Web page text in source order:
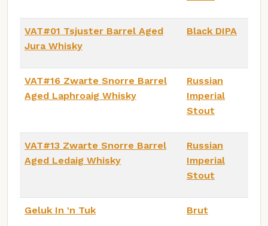
VAT#01 Tsjuster Barrel Aged
Jura Whisky
Black DIPA
VAT#16 Zwarte Snorre Barrel
Aged Laphroaig Whisky
Russian
Imperial
Stout
VAT#13 Zwarte Snorre Barrel
Aged Ledaig Whisky
Russian
Imperial
Stout
Geluk In 'n Tuk Brut